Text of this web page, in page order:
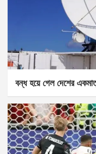
বন্ধ হয়ে গেল দেশের